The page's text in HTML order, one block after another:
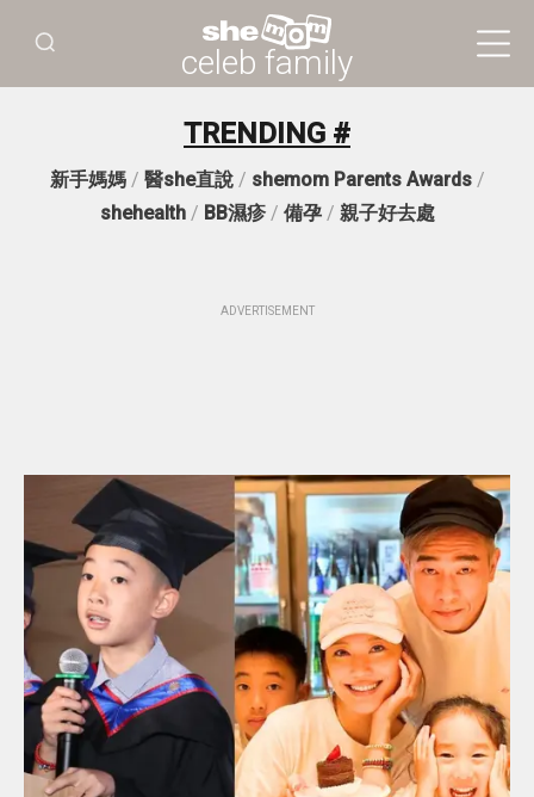
celeb family
TRENDING #
新手媽媽/ 醫she直說/ shemom Parents Awards/
shehealth/ BB濕疹/ 備孕/ 親子好去處
ADVERTISEMENT